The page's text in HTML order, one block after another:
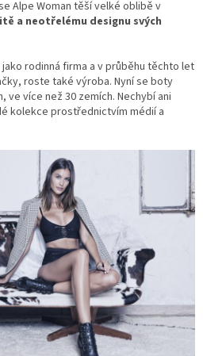
Alpe Woman těší velké oblibě v
a neotřelému designu svých
rodinná firma a v průběhu těchto let
roste také výroba. Nyní se boty
ve více než 30 zemích. Nechybí ani
kolekce prostřednictvím médií a